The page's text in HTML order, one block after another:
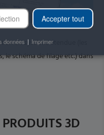
de système étendue (les
schéma de filage etc.) dans
3D
Accepter tout
données | Imprimer